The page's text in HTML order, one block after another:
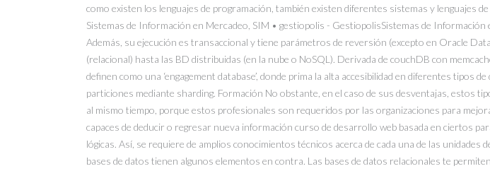
como existen los lenguajes de programación, también existen diferentes sistemas y lenguajes
Sistemas de Información en Mercadeo, SIM • gestiopolis - GestiopolisSistemas de
Además, su ejecución es transaccional y tiene parámetros de reversión (excepto en Oracle
(relacional) hasta las BD distribuidas (en la nube o NoSQL). Derivada de couchDB con
definen como una ‘engagement database’, donde prima la alta accesibilidad en diferentes
particiones mediante sharding. Formación No obstante, en el caso de sus desventajas, estos
al mismo tiempo, porque estos profesionales son requeridos por las organizaciones para
capaces de deducir o regresar nueva información curso de desarrollo web basada en ciertos
lógicas. Así, se requiere de amplios conocimientos técnicos acerca de cada una de las
bases de datos tienen algunos elementos en contra. Las bases de datos relacionales te